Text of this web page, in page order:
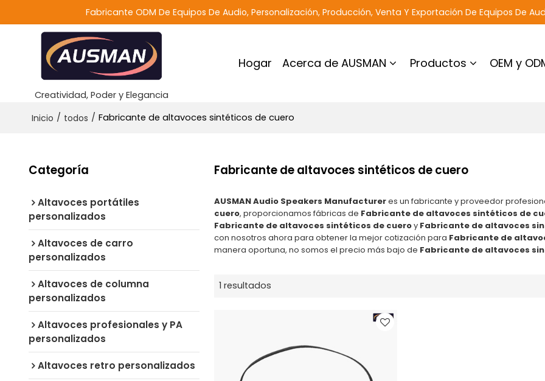
Fabricante ODM De Equipos De Audio, Personalización, Producción, Venta Y Exportación De Equipos De
Creatividad, Poder y Elegancia
Hogar Acerca de AUSMAN Productos OEM y
Inicio / todos / Fabricante de altavoces sintéticos de cuero
Categoría
Altavoces portátiles
personalizados
Altavoces de carro
personalizados
Altavoces de columna
personalizados
Altavoces profesionales y PA
personalizados
Altavoces retro personalizados
Fabricante de altavoces sintéticos de cuero
AUSMAN Audio Speakers Manufactureres un fabricante y proveedor
cuero, proporcionamos fábricas de Fabricante de altavoces sintéticos de
Fabricante de altavoces sintéticos de cueroy Fabricante de altavoces
con nosotros ahora para obtener la mejor cotización para Fabricante de
manera oportuna, no somos el precio más bajo de Fabricante de altavoces
1 resultados